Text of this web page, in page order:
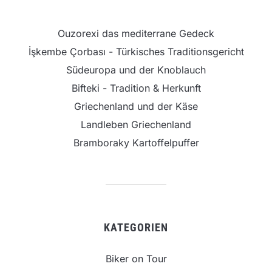
Ouzorexi das mediterrane Gedeck
İşkembe Çorbası - Türkisches Traditionsgericht
Südeuropa und der Knoblauch
Bifteki - Tradition & Herkunft
Griechenland und der Käse
Landleben Griechenland
Bramboraky Kartoffelpuffer
KATEGORIEN
Biker on Tour